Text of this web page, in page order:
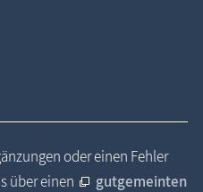
oder einen Fehler
über einen
gutgemeinten